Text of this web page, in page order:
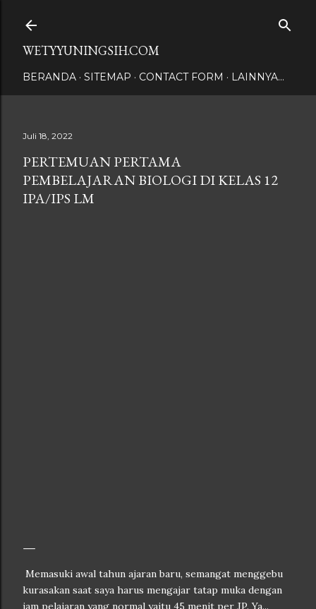
WETYYUNINGSIH.COM
BERANDA SITEMAP CONTACT FORM LAINNYA…
Juli 18, 2022
PERTEMUAN PERTAMA
PEMBELAJARAN BIOLOGI DI KELAS 12
IPA/IPS LM
Memasuki awal tahun ajaran baru, semangat menggebu
kurasakan saat saya harus mengajar tatap muka dengan
jam pelajaran yang normal yaitu 45 menit per JP. Ya...